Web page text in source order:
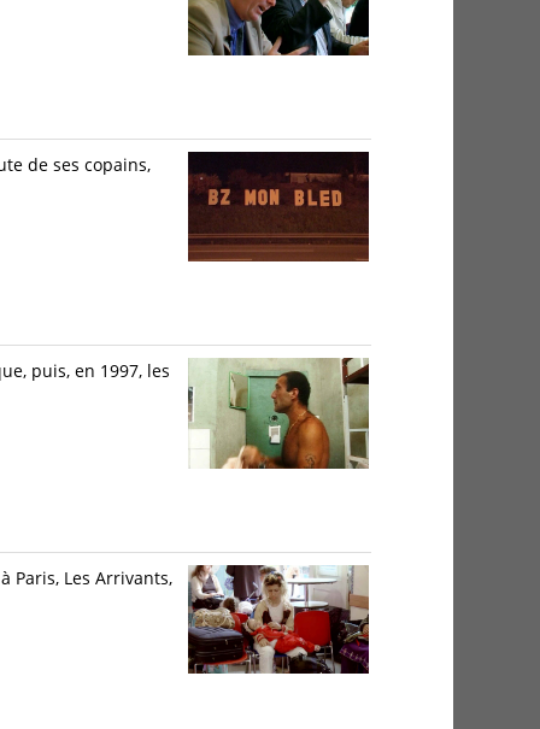
de ses copains,
puis, en 1997, les
Paris, Les Arrivants,